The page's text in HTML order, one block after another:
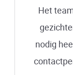
Het
nodig